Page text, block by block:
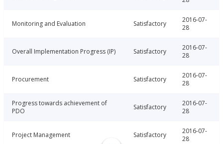
Monitoring and Evaluation Satisfactory
2016-07-
28
Overall Implementation Progress (IP) Satisfactory
2016-07-
28
Procurement Satisfactory
2016-07-
28
Progress towards achievement of
PDO
Satisfactory
2016-07-
28
Project Management Satisfactory
2016-07-
28